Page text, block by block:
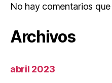
No hay comentarios
Archivos
abril 2023